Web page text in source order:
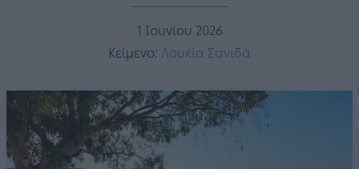
1 Ιουνίου 2026
Κείμενο: Λουκία Σανιδά